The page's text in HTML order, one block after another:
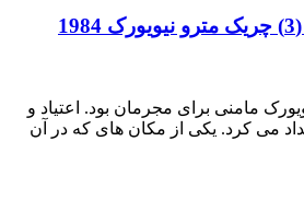
نیویورک مامنی برای مجرمان بود. اعتیاد و
می کرد. یکی از مکان های که در آن